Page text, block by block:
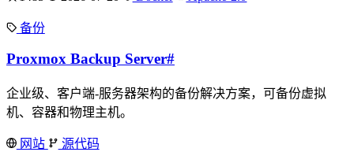
备份
Proxmox Backup Server#
企业级、客户端-服务器架构的备份解决方案，可备份虚拟
机、容器和物理主机。
网站 源代码